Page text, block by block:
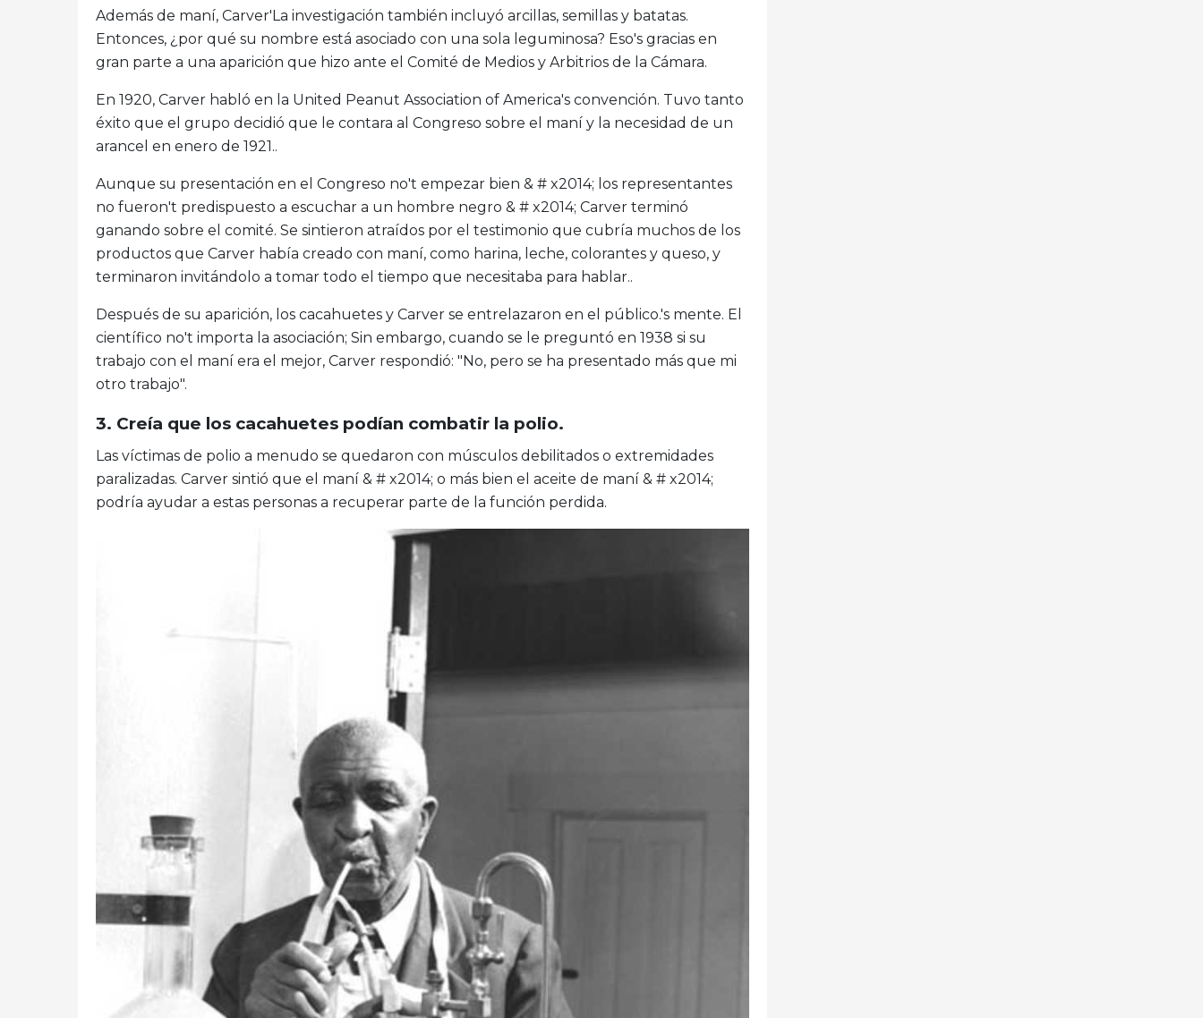
Además de maní, Carver'La investigación también incluyó arcillas, semillas y batatas.
Entonces, ¿por qué su nombre está asociado con una sola leguminosa? Eso's gracias en
gran parte a una aparición que hizo ante el Comité de Medios y Arbitrios de la Cámara.
En 1920, Carver habló en la United Peanut Association of America's convención. Tuvo tanto
éxito que el grupo decidió que le contara al Congreso sobre el maní y la necesidad de un
arancel en enero de 1921..
Aunque su presentación en el Congreso no't empezar bien & # x2014; los representantes
no fueron't predispuesto a escuchar a un hombre negro & # x2014; Carver terminó
ganando sobre el comité. Se sintieron atraídos por el testimonio que cubría muchos de los
productos que Carver había creado con maní, como harina, leche, colorantes y queso, y
terminaron invitándolo a tomar todo el tiempo que necesitaba para hablar..
Después de su aparición, los cacahuetes y Carver se entrelazaron en el público.'s mente. El
científico no't importa la asociación; Sin embargo, cuando se le preguntó en 1938 si su
trabajo con el maní era el mejor, Carver respondió: "No, pero se ha presentado más que mi
otro trabajo".
3. Creía que los cacahuetes podían combatir la polio.
Las víctimas de polio a menudo se quedaron con músculos debilitados o extremidades
paralizadas. Carver sintió que el maní & # x2014; o más bien el aceite de maní & # x2014;
podría ayudar a estas personas a recuperar parte de la función perdida.